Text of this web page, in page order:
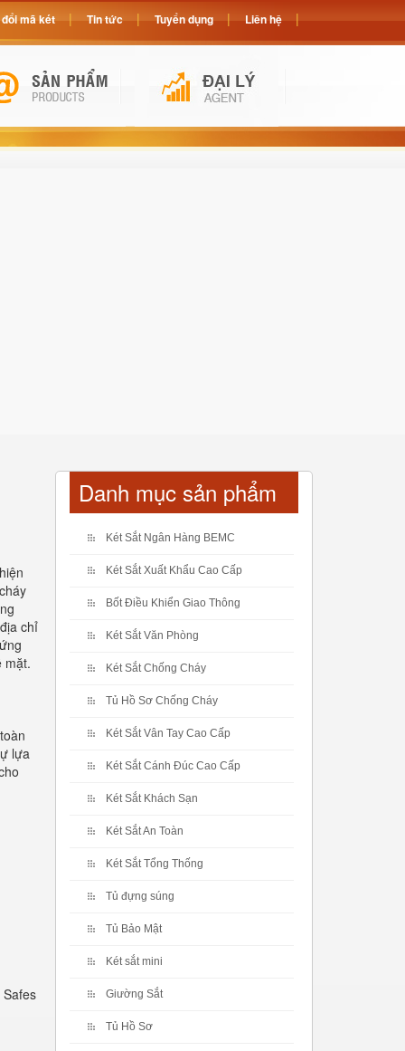
chỉ
mặt.
lựa
Danh mục sản phẩm
Két Sắt Ngân Hàng BEMC
Két Sắt Xuất Khẩu Cao Cấp
Bốt Điều Khiển Giao Thông
Két Sắt Văn Phòng
Két Sắt Chống Cháy
Tủ Hồ Sơ Chống Cháy
Két Sắt Vân Tay Cao Cấp
Két Sắt Cánh Đúc Cao Cấp
Két Sắt Khách Sạn
Két Sắt An Toàn
Két Sắt Tổng Thống
Tủ đựng súng
Tủ Bảo Mật
Két sắt mini
Giường Sắt
Tủ Hồ Sơ
mã két Tin tức Tuyển dụng Liên hệ